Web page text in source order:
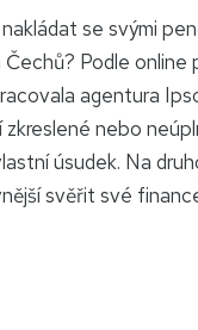
se svými
Podle online
agentura
nebo
úsudek. Na
svěřit své